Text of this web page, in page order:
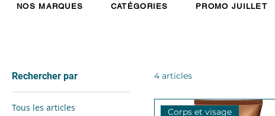
NOS MARQUES CATÉGORIES PROMO JUILLET
Rechercher par
Tous les articles
4 articles
Corps et visage